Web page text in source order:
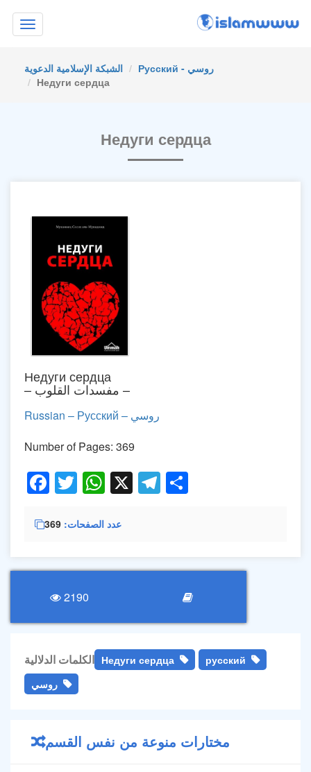
Toggle
navigation
الشبكة الإسلامية الدعوية
Русский - روسي
Недуги сердца
Недуги сердца
Недуги сердца
– مفسدات القلوب –
Russian – Русский – روسي
Number of Pages: 369
Facebook
Twitter
WhatsApp
X Telegram
عدد الصفحات 369
2190
الكلمات الدلالية Недуги сердца
русский
روسي
مختارات منوعة من نفس القسم